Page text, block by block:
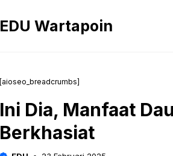
EDU Wartapoin
[aioseo_breadcrumbs]
Ini Dia, Manfaat
Berkhasiat